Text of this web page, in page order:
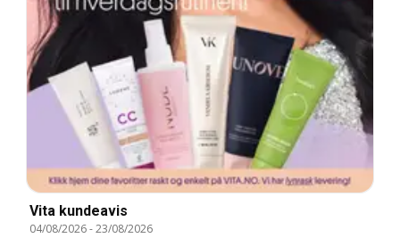
Vita kundeavis
04/08/2026-23/08/2026